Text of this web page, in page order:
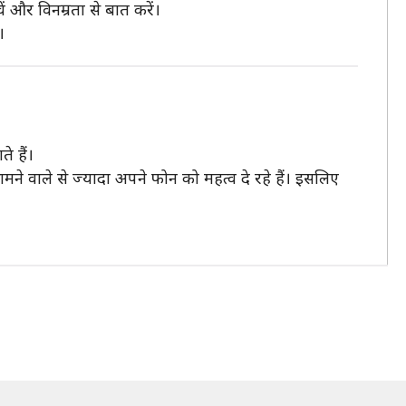
विनम्रता से बात करें।
हैं।
वाले से ज्यादा अपने फोन को महत्व दे रहे हैं। इसलिए